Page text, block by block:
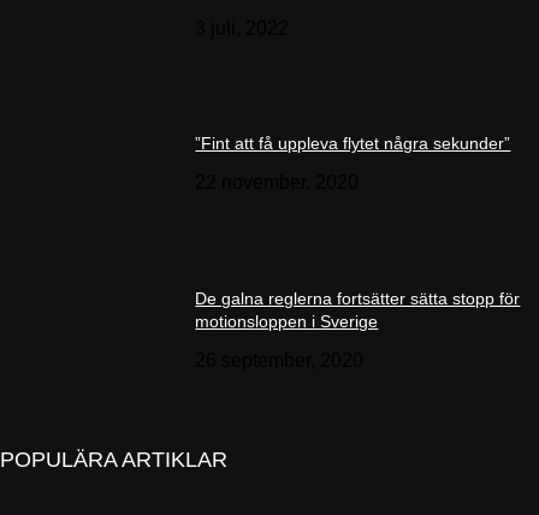
”Fint att få uppleva flytet några sekunder”
De galna reglerna fortsätter sätta stopp för
motionsloppen i Sverige
POPULÄRA ARTIKLAR